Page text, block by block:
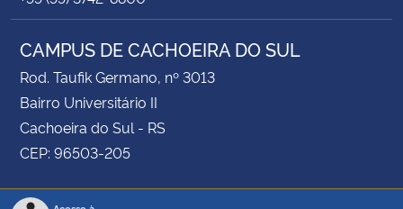
CAMPUS DE CACHOEIRA DO SUL
Rod. Taufik Germano, nº 3013
Bairro Universitário II
Cachoeira do Sul - RS
CEP: 96503-205